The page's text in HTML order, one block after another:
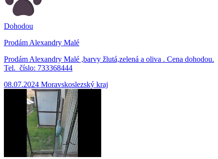
Dohodou
Prodám Alexandry Malé
Prodám Alexandry Malé ,barvy žlutá,zelená a oliva . Cena dohodou.
Tel. číslo: 733368444
08.07.2024 Moravskoslezský kraj